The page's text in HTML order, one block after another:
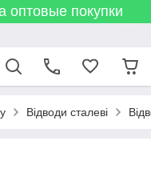
оптовые покупки
Відводи сталеві